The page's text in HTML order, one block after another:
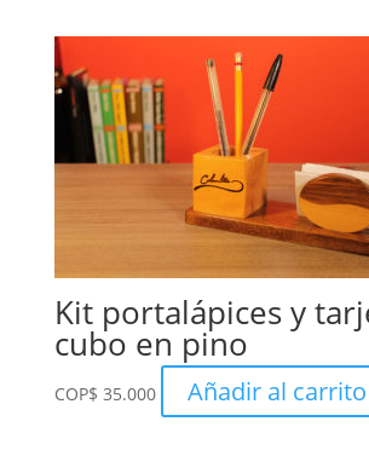
Kit portalápices y
cubo en pino
COP$ 35.000 Añadir al carrito